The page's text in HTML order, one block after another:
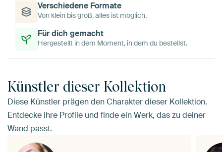
Verschiedene Formate
Von klein bis groß, alles ist möglich.
Für dich gemacht
Hergestellt in dem Moment, in dem du bestellst.
Künstler dieser Kollektion
Diese Künstler prägen den Charakter dieser Kollektion.
Entdecke ihre Profile und finde ein Werk, das zu deiner
Wand passt.